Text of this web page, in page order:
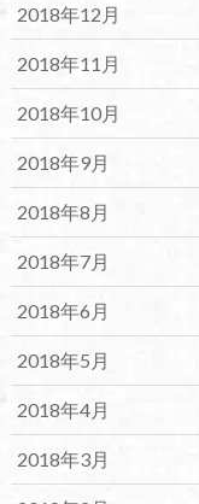
2018年12月
2018年11月
2018年10月
2018年9月
2018年8月
2018年7月
2018年6月
2018年5月
2018年4月
2018年3月